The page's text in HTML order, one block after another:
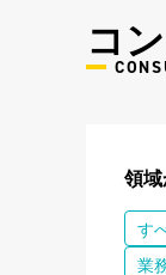
コ
領
す
業